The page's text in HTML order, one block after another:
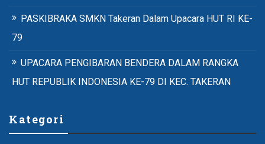
PASKIBRAKA SMKN Takeran Dalam Upacara HUT RI KE-
79
UPACARA PENGIBARAN BENDERA DALAM RANGKA
HUT REPUBLIK INDONESIA KE-79 DI KEC. TAKERAN
Kategori